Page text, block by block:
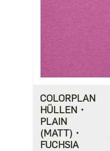
COLORPLAN
HÜLLEN・
PLAIN
(MATT)・
FUCHSIA